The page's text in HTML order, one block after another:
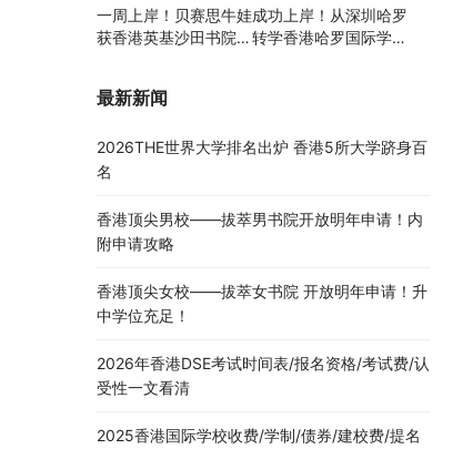
一周上岸！贝赛思牛娃
获香港英基沙田书院录
成功上岸！从深圳哈罗
转学香港哈罗国际学
最新新闻
2026THE世界大学排名出炉 香港5所大学跻身百
名
香港顶尖男校——拔萃男书院开放明年申请！内
附申请攻略
香港顶尖女校——拔萃女书院 开放明年申请！升
中学位充足！
2026年香港DSE考试时间表/报名资格/考试费/认
受性一文看清
2025香港国际学校收费/学制/债券/建校费/提名